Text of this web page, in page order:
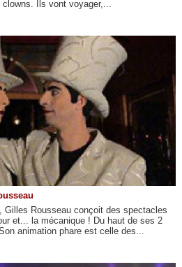
Ils vont voyager,...
Gilles Rousseau conçoit des spectacles
et... la mécanique ! Du haut de ses 2
animation phare est celle des...